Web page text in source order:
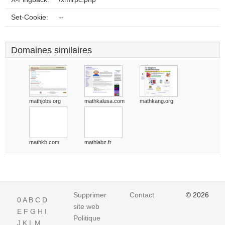
Set-Cookie: --
Domaines similaires
mathjobs.org mathkalusa.com mathkang.org
mathkb.com mathlabz.fr
0A B C D
E F G H I
J K L M
Supprimer
site web
Politique
Contact © 2026